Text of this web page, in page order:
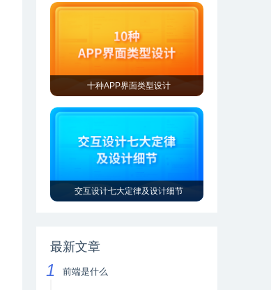
十种APP界面类型设计
交互设计七大定律及设计细节
最新文章
前端是什么